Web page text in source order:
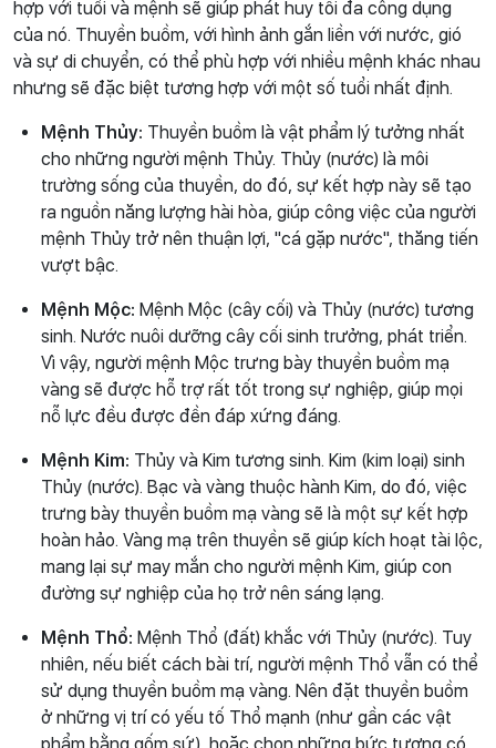
hợp với tuổi và mệnh sẽ giúp phát huy tối đa công dụng
của nó. Thuyền buồm, với hình ảnh gắn liền với nước, gió
và sự di chuyển, có thể phù hợp với nhiều mệnh khác nhau
nhưng sẽ đặc biệt tương hợp với một số tuổi nhất định.
Mệnh Thủy: Thuyền buồm là vật phẩm lý tưởng nhất
cho những người mệnh Thủy. Thủy (nước) là môi
trường sống của thuyền, do đó, sự kết hợp này sẽ tạo
ra nguồn năng lượng hài hòa, giúp công việc của người
mệnh Thủy trở nên thuận lợi, "cá gặp nước", thăng tiến
vượt bậc.
Mệnh Mộc: Mệnh Mộc (cây cối) và Thủy (nước) tương
sinh. Nước nuôi dưỡng cây cối sinh trưởng, phát triển.
Vì vậy, người mệnh Mộc trưng bày thuyền buồm mạ
vàng sẽ được hỗ trợ rất tốt trong sự nghiệp, giúp mọi
nỗ lực đều được đền đáp xứng đáng.
Mệnh Kim: Thủy và Kim tương sinh. Kim (kim loại) sinh
Thủy (nước). Bạc và vàng thuộc hành Kim, do đó, việc
trưng bày thuyền buồm mạ vàng sẽ là một sự kết hợp
hoàn hảo. Vàng mạ trên thuyền sẽ giúp kích hoạt tài lộc,
mang lại sự may mắn cho người mệnh Kim, giúp con
đường sự nghiệp của họ trở nên sáng lạng.
Mệnh Thổ: Mệnh Thổ (đất) khắc với Thủy (nước). Tuy
nhiên, nếu biết cách bài trí, người mệnh Thổ vẫn có thể
sử dụng thuyền buồm mạ vàng. Nên đặt thuyền buồm
ở những vị trí có yếu tố Thổ mạnh (như gần các vật